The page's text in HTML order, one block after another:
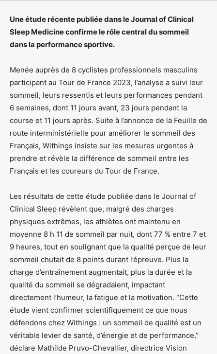
Une étude récente publiée dans le Journal of Clinical
Sleep Medicine confirme le rôle central du sommeil
dans la performance sportive.
Menée auprès de 8 cyclistes professionnels masculins
participant au Tour de France 2023, l’analyse a suivi leur
sommeil, leurs ressentis et leurs performances pendant
6 semaines, dont 11 jours avant, 23 jours pendant la
course et 11 jours après. Suite à l’annonce de la Feuille de
route interministérielle pour améliorer le sommeil des
Français, Withings insiste sur les mesures urgentes à
prendre et révèle la différence de sommeil entre les
Français et les coureurs du Tour de France.
Les résultats de cette étude publiée dans le Journal of
Clinical Sleep révèlent que, malgré des charges
physiques extrêmes, les athlètes ont maintenu en
moyenne 8 h 11 de sommeil par nuit, dont 77 % entre 7 et
9 heures, tout en soulignant que la qualité perçue de leur
sommeil chutait de 8 points durant l’épreuve. Plus la
charge d’entraînement augmentait, plus la durée et la
qualité du sommeil se dégradaient, impactant
directement l’humeur, la fatigue et la motivation. “Cette
étude vient confirmer scientifiquement ce que nous
défendons chez Withings : un sommeil de qualité est un
véritable levier de santé, d’énergie et de performance,”
déclare Mathilde Pruvo-Chevallier, directrice Vision